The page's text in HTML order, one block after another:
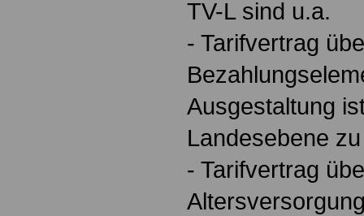
TV-L sind u.a.
- Tarifvertrag
Ausgestaltung
Landesebene
- Tarifvertrag